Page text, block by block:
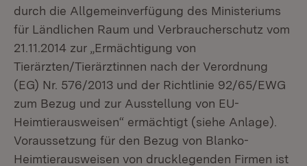
durch die Allgemeinverfügung des Ministeriums
für Ländlichen Raum und Verbraucherschutz vom
21.11.2014 zur „ Ermächtigung von
Tierärzten/Tierärztinnen nach der Verordnung
(EG) Nr. 576/2013 und der Richtlinie 92/65/EWG
zum Bezug und zur Ausstellung von EU-
Heimtierausweisen“ ermächtigt (siehe Anlage).
Voraussetzung für den Bezug von Blanko-
Heimtierausweisen von drucklegenden Firmen ist